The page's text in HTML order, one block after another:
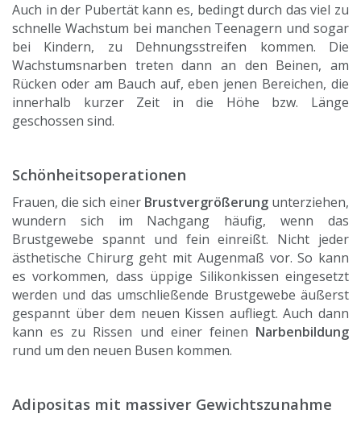
Auch in der Pubertät kann es, bedingt durch das viel zu
schnelle Wachstum bei manchen Teenagern und sogar
bei Kindern, zu Dehnungsstreifen kommen. Die
Wachstumsnarben treten dann an den Beinen, am
Rücken oder am Bauch auf, eben jenen Bereichen, die
innerhalb kurzer Zeit in die Höhe bzw. Länge
geschossen sind.
Schönheitsoperationen
Frauen, die sich einer Brustvergrößerungunterziehen,
wundern sich im Nachgang häufig, wenn das
Brustgewebe spannt und fein einreißt. Nicht jeder
ästhetische Chirurg geht mit Augenmaß vor. So kann
es vorkommen, dass üppige Silikonkissen eingesetzt
werden und das umschließende Brustgewebe äußerst
gespannt über dem neuen Kissen aufliegt. Auch dann
kann es zu Rissen und einer feinen Narbenbildung
rund um den neuen Busen kommen.
Adipositas mit massiver Gewichtszunahme